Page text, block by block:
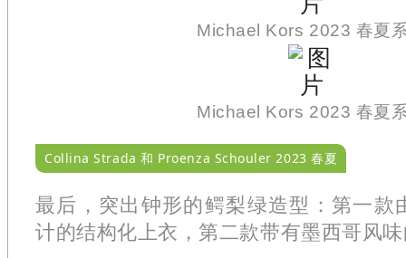
Michael Kors 2023 春夏
Michael Kors 2023 春夏
Collina Strada 和 Proenza Schouler 2023 春夏
最后，突出钟形的鳄梨绿造型：第一
计的结构化上衣，第二款带有墨西哥风